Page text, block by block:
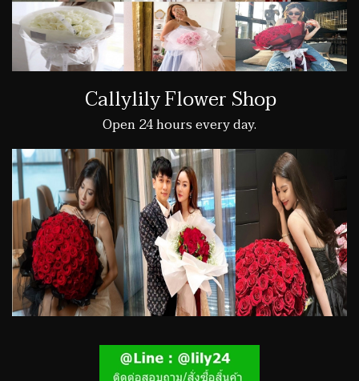
Callylily Flower Shop
Open 24 hours every day.